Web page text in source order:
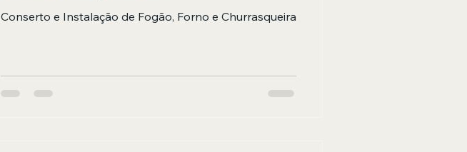
Conserto e Instalação de Fogão, Forno e Churrasqueira